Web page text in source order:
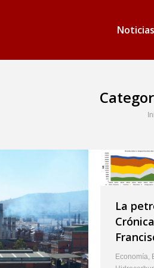
Noticias
La
Economía